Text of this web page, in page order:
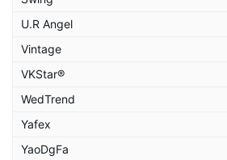
U.R Angel
Vintage
VKStar®
WedTrend
Yafex
YaoDgFa